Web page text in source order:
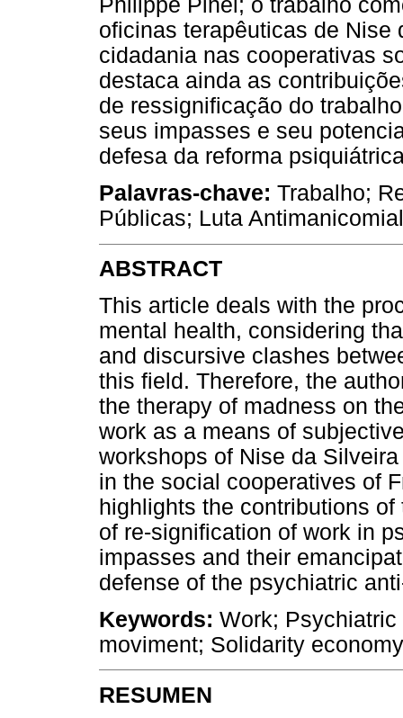
Philippe Pinel; o trabalho
oficinas terapêuticas de Nise
cidadania nas cooperativas
destaca ainda as
de ressignificação do
seus impasses e seu
defesa da reforma
Palavras-chave: Trabalho;
Públicas; Luta
ABSTRACT
This article deals with the
mental health, considering
and discursive clashes
this field. Therefore, the
the therapy of madness on
work as a means of
workshops of Nise da
in the social cooperatives of
highlights the contributions
of re-signification of work in
impasses and their
defense of the psychiatric
Keywords: Work;
moviment; Solidarity
RESUMEN